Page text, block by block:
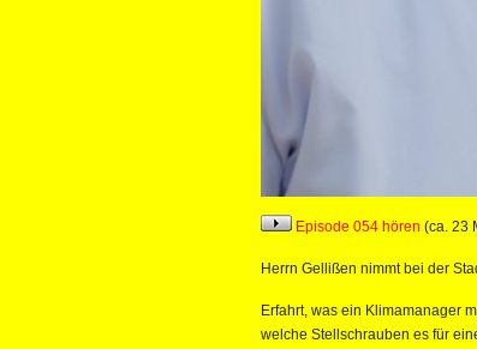
Episode 054 hören (ca. 23
Herrn Gellißen nimmt bei der
Erfahrt, was ein Klimamanager
welche Stellschrauben es für